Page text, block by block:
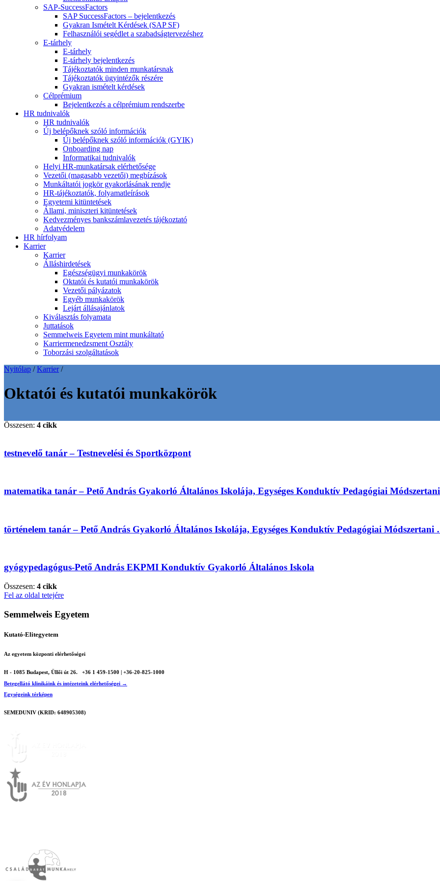
SAP-SuccessFactors
SAP SuccessFactors – bejelentkezés
Gyakran Ismételt Kérdések (SAP SF)
Felhasználói segédlet a szabadságtervezéshez
E-tárhely
E-tárhely
E-tárhely bejelentkezés
Tájékoztatók minden munkatársnak
Tájékoztatók ügyintézők részére
Gyakran ismételt kérdések
Célprémium
Bejelentkezés a célprémium rendszerbe
HR tudnivalók
HR tudnivalók
Új belépőknek szóló információk
Új belépőknek szóló információk (GYIK)
Onboarding nap
Informatikai tudnivalók
Helyi HR-munkatársak elérhetősége
Vezetői (magasabb vezetői) megbízások
Munkáltatói jogkör gyakorlásának rendje
HR-tájékoztatók, folyamatleírások
Egyetemi kitüntetések
Állami, miniszteri kitüntetések
Kedvezményes bankszámlavezetés tájékoztató
Adatvédelem
HR hírfolyam
Karrier
Karrier
Álláshirdetések
Egészségügyi munkakörök
Oktatói és kutatói munkakörök
Vezetői pályázatok
Egyéb munkakörök
Lejárt állásajánlatok
Kiválasztás folyamata
Juttatások
Semmelweis Egyetem mint munkáltató
Karriermenedzsment Osztály
Toborzási szolgáltatások
Nyitólap / Karrier /
Oktatói és kutatói munkakörök
Összesen: 4 cikk
testnevelő tanár – Testnevelési és Sportközpont
matematika tanár – Pető András Gyakorló Általános Iskolája, Egységes Konduktív Pedagógiai
történelem tanár – Pető András Gyakorló Általános Iskolája, Egységes Konduktív Pedagógiai Módszertani
gyógypedagógus-Pető András EKPMI Konduktív Gyakorló Általános Iskola
Összesen: 4 cikk
Fel az oldal tetejére
Semmelweis Egyetem
Kutató-Elitegyetem
Az egyetem központi elérhetőségei
H - 1085 Budapest, Üllői út 26.
+36 1 459-1500 | +36-20-825-1000
Betegellátó klinikáink és intézeteink elérhetőségei →
Egységeink térképen
SEMEDUNIV (KRID: 648905308)